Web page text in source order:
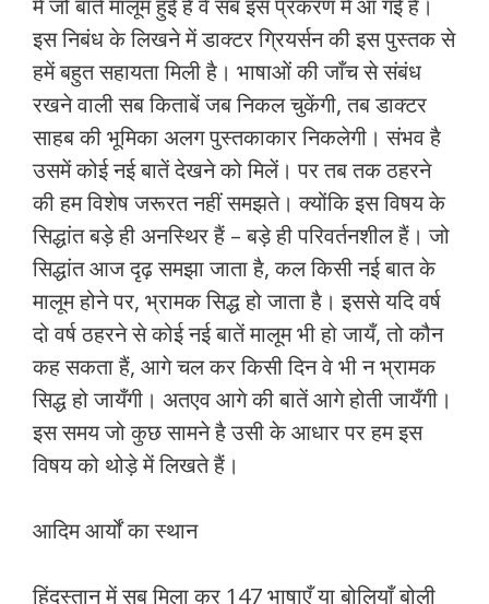
में जो बातें मालूम हुई हैं वे सब इस प्रकरण में आ गई हैं।
इस निबंध के लिखने में डाक्‍टर ग्रियर्सन की इस पुस्‍तक से
हमें बहुत सहायता मिली है। भाषाओं की जाँच से संबंध
रखने वाली सब किताबें जब निकल चुकेंगी, तब डाक्‍टर
साहब की भूमिका अलग पुस्‍तकाकार निकलेगी। संभव है
उसमें कोई नई बातें देखने को मिलें। पर तब तक ठहरने
की हम विशेष जरूरत नहीं समझते। क्‍योंकि इस विषय के
सिद्धांत बड़े ही अनस्थिर हैं – बड़े ही परिवर्तनशील हैं। जो
सिद्धांत आज दृढ़ समझा जाता है, कल किसी नई बात के
मालूम होने पर, भ्रामक सिद्ध हो जाता है। इससे यदि वर्ष
दो वर्ष ठहरने से कोई नई बातें मालूम भी हो जायँ, तो कौन
कह सकता हैं, आगे चल कर किसी दिन वे भी न भ्रामक
सिद्ध हो जायँगी। अतएव आगे की बातें आगे होती जायँगी।
इस समय जो कुछ सामने है उसी के आधार पर हम इस
विषय को थोड़े में लिखते हैं।
आदिम आर्यों का स्‍थान
हिंदुस्‍तान में सब मिला कर 147 भाषाएँ या बोलियाँ बोली